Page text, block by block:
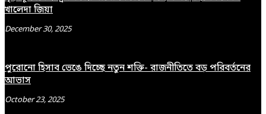
খালেদা জিয়া
December 30, 2025
পুরোনো হিসাব ভেঙে দিচ্ছে নতুন শক্তি- রাজনীতিতে বড় পরিবর্তনের
আভাস
October 23, 2025